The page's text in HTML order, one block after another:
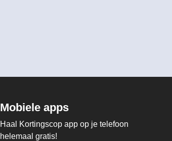
Mobiele apps
Haal Kortingscop app op je telefoon
helemaal gratis!